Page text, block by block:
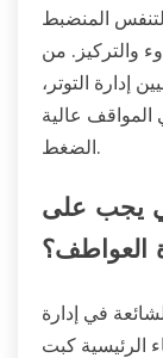
التنفس المنضبط
والتركيز. من
إدارة التوتر،
المواقف عالية
الضغط.
يجب على
العواطف؟
في إدارة
الرئيسية كبت